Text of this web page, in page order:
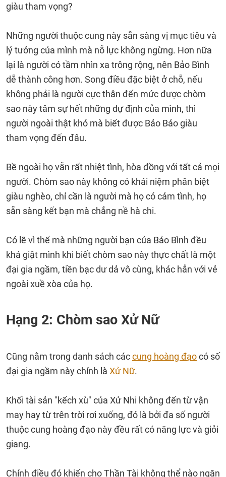
giàu tham vọng?
Những người thuộc cung này sẵn sàng vị mục tiêu và
lý tưởng của mình mà nỗ lực không ngừng. Hơn nữa
lại là người có tầm nhìn xa trông rộng, nên Bảo Bình
dễ thành công hơn. Song điều đặc biệt ở chỗ, nếu
không phải là người cực thân đến mức được chòm
sao này tâm sự hết những dự định của mình, thì
người ngoài thật khó mà biết được Bảo Bảo giàu
tham vọng đến đâu.
Bề ngoài họ vẫn rất nhiệt tình, hòa đồng với tất cả mọi
người. Chòm sao này không có khái niệm phân biệt
giàu nghèo, chỉ cần là người mà họ có cảm tình, họ
sẵn sàng kết bạn mà chẳng nề hà chi.
Có lẽ vì thế mà những người bạn của Bảo Bình đều
khá giật mình khi biết chòm sao này thực chất là một
đại gia ngầm, tiền bạc dư dả vô cùng, khác hẳn với vẻ
ngoài xuề xòa của họ.
Hạng 2: Chòm sao Xử Nữ
Cũng nằm trong danh sách cáccung hoàng đạocó số
đại gia ngầm này chính là Xử Nữ.
Khối tài sản "kếch xù" của Xử Nhi không đến từ vận
may hay từ trên trời rơi xuống, đó là bởi đa số người
thuộc cung hoàng đạo này đều rất có năng lực và giỏi
giang.
Chính điều đó khiến cho Thần Tài không thể nào ngăn